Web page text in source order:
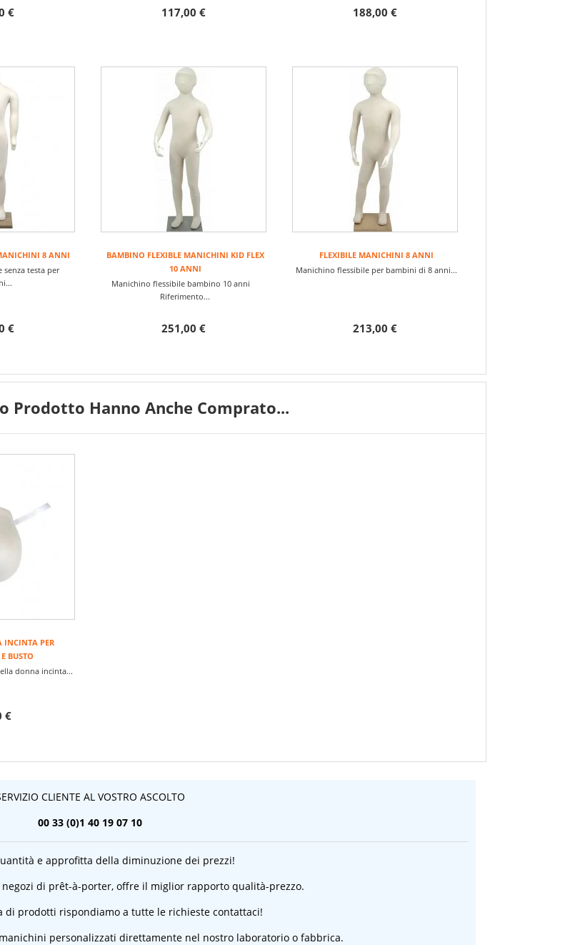
€ 117,00 € 188,00 €
8 ANNI
testa per
€
BAMBINO FLEXIBLE MANICHINI KID FLEX
10 ANNI
Manichino flessibile bambino 10 anni
Riferimento...
251,00 €
FLEXIBILE MANICHINI 8 ANNI
Manichino flessibile per bambini di 8 anni...
213,00 €
Prodotto Hanno Anche Comprato...
INCINTA PER
BUSTO
donna incinta...
€
CLIENTE AL VOSTRO ASCOLTO
00 33 (0)1 40 19 07 10
e approfitta della diminuzione dei prezzi!
di prêt-à-porter, offre il miglior rapporto qualità-prezzo.
di prodotti rispondiamo a tutte le richieste contattaci!
personalizzati direttamente nel nostro laboratorio o fabbrica.